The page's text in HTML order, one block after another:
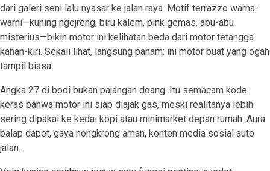
dari galeri seni lalu nyasar ke jalan raya. Motif terrazzo warna-
warni—kuning ngejreng, biru kalem, pink gemas, abu-abu
misterius—bikin motor ini kelihatan beda dari motor tetangga
kanan-kiri. Sekali lihat, langsung paham: ini motor buat yang ogah
tampil biasa.
Angka 27 di bodi bukan pajangan doang. Itu semacam kode
keras bahwa motor ini siap diajak gas, meski realitanya lebih
sering dipakai ke kedai kopi atau minimarket depan rumah. Aura
balap dapet, gaya nongkrong aman, konten media sosial auto
jalan.